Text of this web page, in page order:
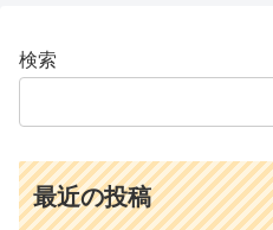
検索
最近の投稿